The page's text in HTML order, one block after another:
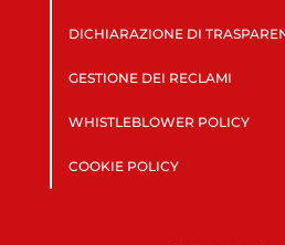
DICHIARAZIONE DI
GESTIONE DEI RECLAMI
WHISTLEBLOWER POLICY
COOKIE POLICY